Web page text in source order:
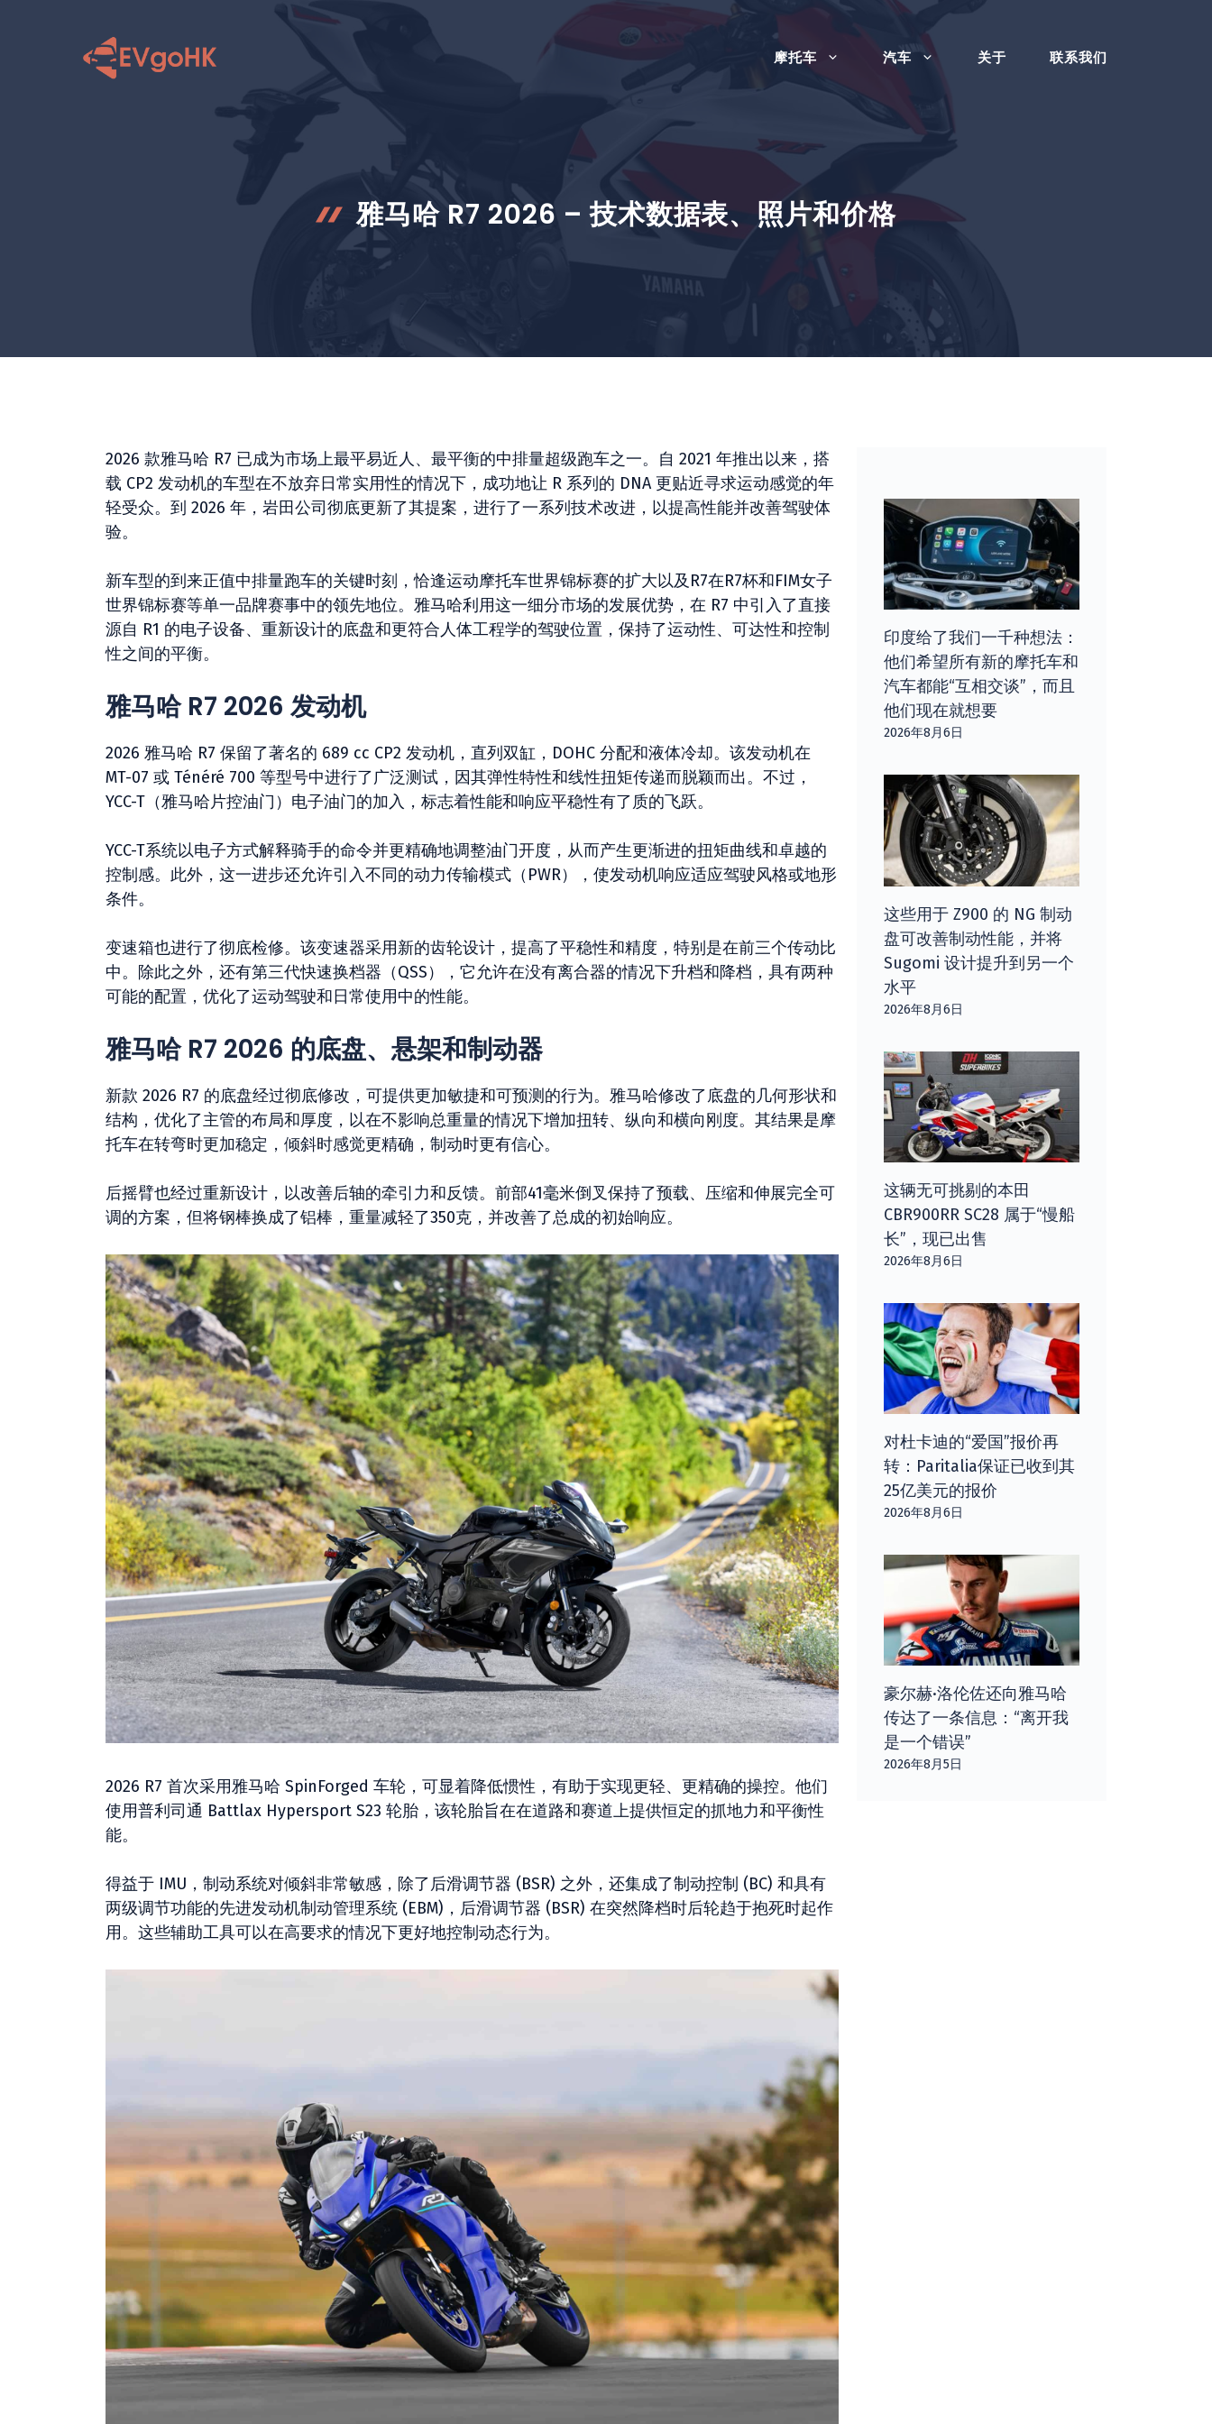
摩托车 汽车 关于 联系我们
雅马哈 R7 2026 – 技术数据表、照片和价格
2026 款雅马哈 R7 已成为市场上最平易近人、最平衡的中排量超级跑车之一。自 2021 年推出以来，搭
载 CP2 发动机的车型在不放弃日常实用性的情况下，成功地让 R 系列的 DNA 更贴近寻求运动感觉的年
轻受众。到 2026 年，岩田公司彻底更新了其提案，进行了一系列技术改进，以提高性能并改善驾驶体
验。
新车型的到来正值中排量跑车的关键时刻，恰逢运动摩托车世界锦标赛的扩大以及R7在R7杯和FIM女子
世界锦标赛等单一品牌赛事中的领先地位。雅马哈利用这一细分市场的发展优势，在 R7 中引入了直接
源自 R1 的电子设备、重新设计的底盘和更符合人体工程学的驾驶位置，保持了运动性、可达性和控制
性之间的平衡。
雅马哈 R7 2026 发动机
2026 雅马哈 R7 保留了著名的 689 cc CP2 发动机，直列双缸，DOHC 分配和液体冷却。该发动机在
MT-07 或 Ténéré 700 等型号中进行了广泛测试，因其弹性特性和线性扭矩传递而脱颖而出。不过，
YCC-T（雅马哈片控油门）电子油门的加入，标志着性能和响应平稳性有了质的飞跃。
YCC-T系统以电子方式解释骑手的命令并更精确地调整油门开度，从而产生更渐进的扭矩曲线和卓越的
控制感。此外，这一进步还允许引入不同的动力传输模式（PWR），使发动机响应适应驾驶风格或地形
条件。
变速箱也进行了彻底检修。该变速器采用新的齿轮设计，提高了平稳性和精度，特别是在前三个传动比
中。除此之外，还有第三代快速换档器（QSS），它允许在没有离合器的情况下升档和降档，具有两种
可能的配置，优化了运动驾驶和日常使用中的性能。
雅马哈 R7 2026 的底盘、悬架和制动器
新款 2026 R7 的底盘经过彻底修改，可提供更加敏捷和可预测的行为。雅马哈修改了底盘的几何形状和
结构，优化了主管的布局和厚度，以在不影响总重量的情况下增加扭转、纵向和横向刚度。其结果是摩
托车在转弯时更加稳定，倾斜时感觉更精确，制动时更有信心。
后摇臂也经过重新设计，以改善后轴的牵引力和反馈。前部41毫米倒叉保持了预载、压缩和伸展完全可
调的方案，但将钢棒换成了铝棒，重量减轻了350克，并改善了总成的初始响应。
2026 R7 首次采用雅马哈 SpinForged 车轮，可显着降低惯性，有助于实现更轻、更精确的操控。他们
使用普利司通 Battlax Hypersport S23 轮胎，该轮胎旨在在道路和赛道上提供恒定的抓地力和平衡性
能。
得益于 IMU，制动系统对倾斜非常敏感，除了后滑调节器 (BSR) 之外，还集成了制动控制 (BC) 和具有
两级调节功能的先进发动机制动管理系统 (EBM)，后滑调节器 (BSR) 在突然降档时后轮趋于抱死时起作
用。这些辅助工具可以在高要求的情况下更好地控制动态行为。
印度给了我们一千种想法：
他们希望所有新的摩托车和
汽车都能“互相交谈”，而且
他们现在就想要
2026年8月6日
这些用于 Z900 的 NG 制动
盘可改善制动性能，并将
Sugomi 设计提升到另一个
水平
2026年8月6日
这辆无可挑剔的本田
CBR900RR SC28 属于“慢船
长”，现已出售
2026年8月6日
对杜卡迪的“爱国”报价再
转：Paritalia保证已收到其
25亿美元的报价
2026年8月6日
豪尔赫·洛伦佐还向雅马哈
传达了一条信息：“离开我
是一个错误”
2026年8月5日